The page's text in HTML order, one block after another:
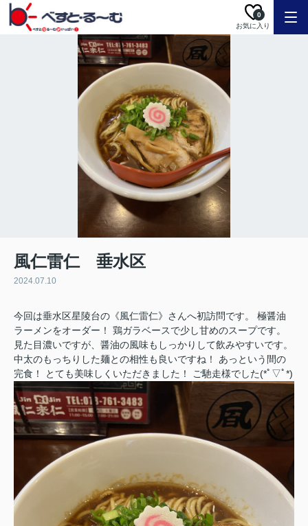
お気に入り
0
風仁雷仁 垂水区
2024.07.10
今回は垂水区星陵台の《風仁雷仁》さんへ初訪問です。 極醤油
ラーメンをオーダー！ 鶏ガラベースで少し甘めのスープです。
見た目濃いですが、醤油の風味もしっかりして飲みやすいです。
中太のもっちりした麺との相性も良いですね！ あっという間の
完食！ とても美味しくいただきました！ ご馳走様でした(*ﾟ▽ﾟ*)